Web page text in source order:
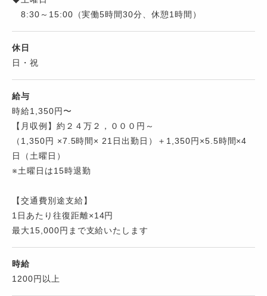
8:30～15:00（実働5時間30分、休憩1時間）
休日
日・祝
給与
時給1,350円〜
【月収例】約２４万２，０００円～
（1,350円 ×7.5時間× 21日出勤日）＋1,350円×5.5時間×4
日（土曜日）
※土曜日は15時退勤
【交通費別途支給】
1日あたり往復距離×14円
最大15,000円まで支給いたします
時給
1200円以上